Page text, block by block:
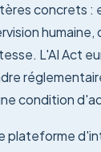
concrets :
humaine,
L'AI Act
condition
plateforme